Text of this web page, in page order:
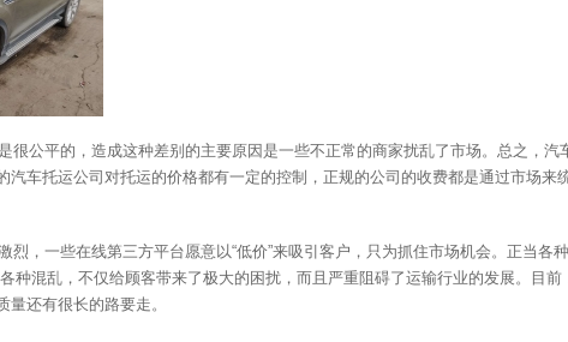
很公平的，造成这种差别的主要原因是一些不正常的商家扰乱了市场。总之，汽
汽车托运公司对托运的价格都有一定的控制，正规的公司的收费都是通过市场来
烈，一些在线第三方平台愿意以“低价”来吸引客户，只为抓住市场机会。正当各
种混乱，不仅给顾客带来了极大的困扰，而且严重阻碍了运输行业的发展。目
还有很长的路要走。